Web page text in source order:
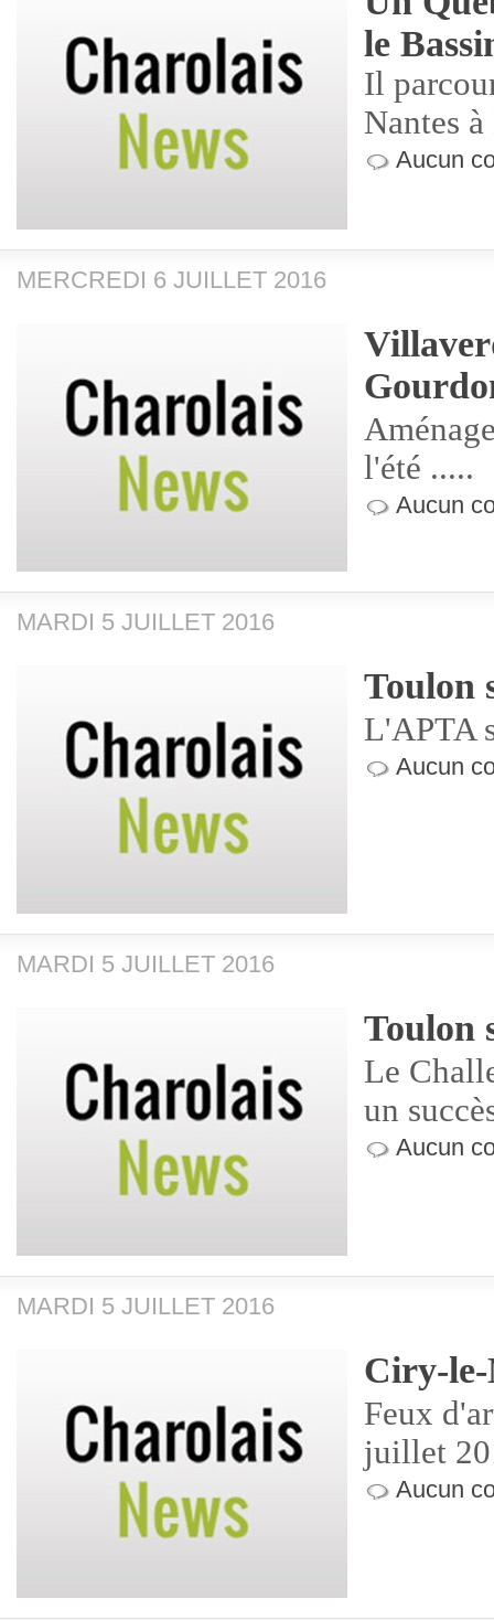
le
Il
Nantes
Aucun
MERCREDI 6 JUILLET 2016
l'été .....
Aucun
MARDI 5 JUILLET 2016
Toulon
L'APTA
Aucun
MARDI 5 JUILLET 2016
Toulon
Le
un
Aucun
MARDI 5 JUILLET 2016
Ciry-le-
Feux
juillet
Aucun